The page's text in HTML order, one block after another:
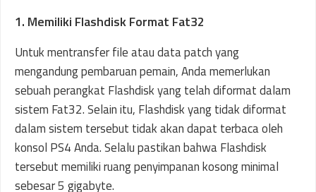
1. Memiliki Flashdisk Format Fat32
Untuk mentransfer file atau data patch yang
mengandung pembaruan pemain, Anda memerlukan
sebuah perangkat Flashdisk yang telah diformat dalam
sistem Fat32. Selain itu, Flashdisk yang tidak diformat
dalam sistem tersebut tidak akan dapat terbaca oleh
konsol PS4 Anda. Selalu pastikan bahwa Flashdisk
tersebut memiliki ruang penyimpanan kosong minimal
sebesar 5 gigabyte.